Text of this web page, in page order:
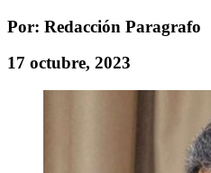
Por: Redacción Paragrafo
17 octubre, 2023